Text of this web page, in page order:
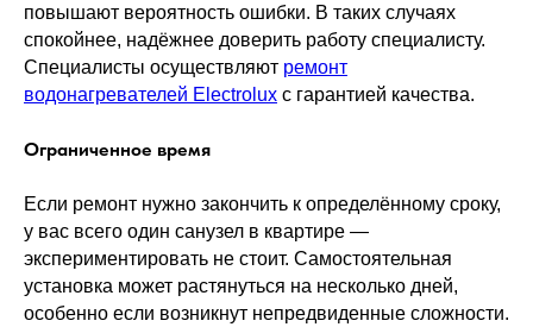
повышают вероятность ошибки. В таких случаях
спокойнее, надёжнее доверить работу специалисту.
Специалисты осуществляют ремонт
водонагревателей Electrolux с гарантией качества.
Ограниченное время
Если ремонт нужно закончить к определённому сроку,
у вас всего один санузел в квартире —
экспериментировать не стоит. Самостоятельная
установка может растянуться на несколько дней,
особенно если возникнут непредвиденные сложности.